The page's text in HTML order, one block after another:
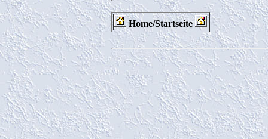
Home/Startseite